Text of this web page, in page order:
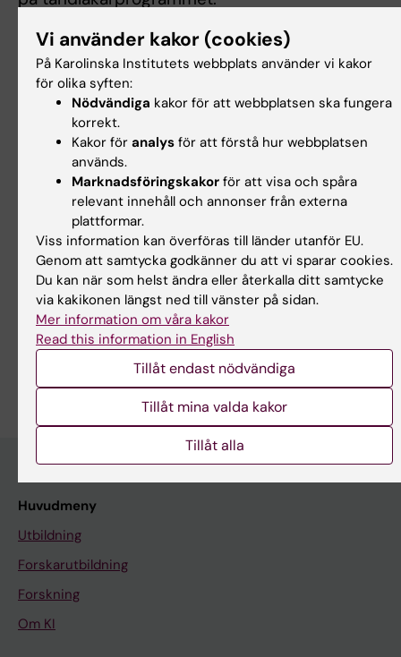
akademin och omvårdnad
med syftet att förbättra det akademiska och
professionella skriftbruket.
2004-2009 Tandläkarexamen, /Karolinska
Institutet/
2011-2017 Medicine doktorsexamen, /Karolinska
Institutet/ / /
2014-2018 Specialist i bettfysiologi, /Karolinska
Institutet/ / /
Forskningsområden:
Odontologi
Är du Sofia Jounger?
Redigera din profil
Huvudmeny
Utbildning
Forskarutbildning
Forskning
Om KI
Vi använder kakor (cookies)
På Karolinska Institutets webbplats använder vi kakor
för olika syften:
Nödvändiga kakor för att webbplatsen ska fungera
korrekt.
Kakor för analys för att förstå hur webbplatsen
används.
Marknadsföringskakor för att visa och spåra
relevant innehåll och annonser från externa
plattformar.
Viss information kan överföras till länder utanför EU.
Genom att samtycka godkänner du att vi sparar cookies.
Du kan när som helst ändra eller återkalla ditt samtycke
via kakikonen längst ned till vänster på sidan.
Mer information om våra kakor
Read this information in English
Tillåt endast nödvändiga
Tillåt mina valda kakor
Tillåt alla